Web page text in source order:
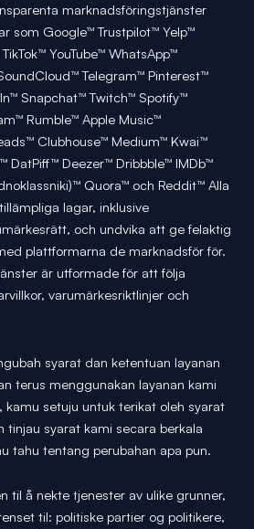
marknadsföringstjänster
som Google™ Trustpilot™ Yelp™
YouTube™ WhatsApp™
Telegram™ Pinterest™
Snapchat™ Twitch™ Spotify™
Rumble™ Apple Music™
Clubhouse™ Medium™ Kwai™
DatPiff™ Deezer™ Dribbble™ IMDb™
Quora™ och Reddit™ Alla
lagar, inklusive
och undvika att ge felaktig
plattformarna de marknadsför för.
är utformade för att följa
varumärkesriktlinjer och
syarat dan ketentuan layanan
terus menggunakan layanan kami
kamu setuju untuk terikat oleh syarat
tinjau syarat kami secara berkala
tahu tentang perubahan apa pun.
til å nekte tjenester av ulike grunner,
til: politiske partier og politikere,